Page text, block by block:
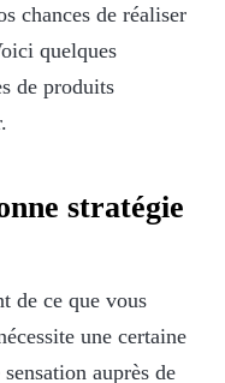
chances de réaliser
quelques
de produits
stratégie
de ce que vous
une certaine
auprès de